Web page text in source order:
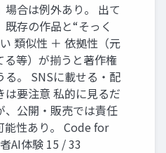
場合は例外あり。 出て
既存の作品と“そっく
類似性 ＋ 依拠性（元
る等）が揃うと著作権
る。 SNSに載せる・配
は要注意 私的に⾒るだ
、公開・販売では責任
能性あり。 Code for
AI体験 15 / 33